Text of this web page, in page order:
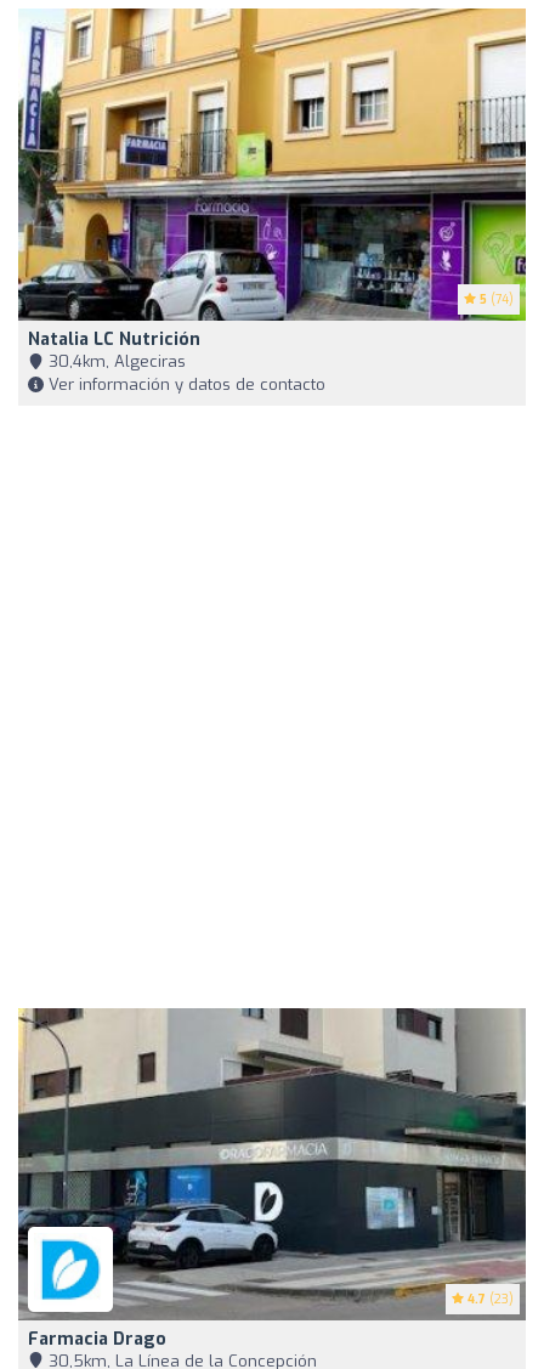
5 (74)
Natalia LC Nutrición
30,4km, Algeciras
Ver información y datos de contacto
4.7 (23)
Farmacia Drago
30,5km, La Línea de la Concepción